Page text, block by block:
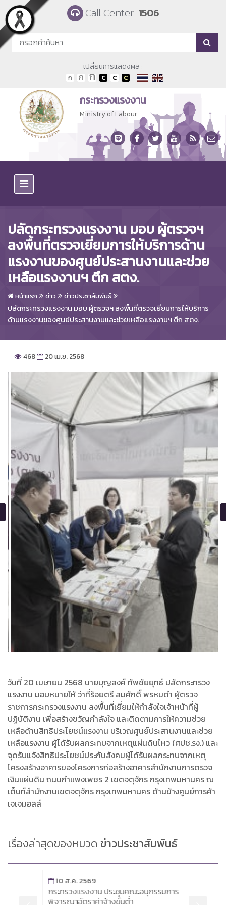
Skip to main content Call Center 1506
เปลี่ยนการแสดงผล :
กระทรวงแรงงาน
Ministry of Labour
ปลัดกระทรวงแรงงาน มอบ ผู้ตรวจฯ
ลงพื้นที่ตรวจเยี่ยมการให้บริการด้าน
แรงงานของศูนย์ประสานงานและช่วย
เหลือแรงงานฯ ตึก สตง.
หน้าแรก ข่าว ข่าวประชาสัมพันธ์
ปลัดกระทรวงแรงงาน มอบ ผู้ตรวจฯ ลงพื้นที่ตรวจเยี่ยมการให้บริการ
ด้านแรงงานของศูนย์ประสานงานและช่วยเหลือแรงงานฯ ตึก สตง.
468 20 เม.ย. 2568
วันที่ 20 เมษายน 2568 นายบุญสงค์ ทัพชัยยุทธ์ ปลัดกระทรวง
แรงงาน มอบหมายให้ ว่าที่ร้อยตรี สมศักดิ์ พรหมดำ ผู้ตรวจ
ราชการกระทรวงแรงงาน ลงพื้นที่เยี่ยมให้กำลังใจเจ้าหน้าที่ผู้
ปฏิบัติงาน เพื่อสร้างขวัญกำลังใจ และติดตามการให้ความช่วย
เหลือด้านสิทธิประโยชน์แรงงาน บริเวณศูนย์ประสานงานและช่วย
เหลือแรงงาน ผู้ได้รับผลกระทบจากเหตุแผ่นดินไหว (ศปช.รง.) และ
จุดรับแจ้งสิทธิประโยชน์ประกันสังคมผู้ได้รับผลกระทบจากเหตุ
โครงสร้างอาคารของโครงการก่อสร้างอาคารสำนักงานการตรวจ
เงินแผ่นดิน ถนนกำแพงเพชร 2 เขตจตุจักร กรุงเทพมหานคร ณ
เต็นท์สำนักงานเขตจตุจักร กรุงเทพมหานคร ด้านข้างศูนย์การค้า
เจเจมอลล์
เรื่องล่าสุดของหมวด ข่าวประชาสัมพันธ์
10 ส.ค. 2569
กระทรวงแรงงาน ประชุมคณะอนุกรรมการ
พิจารณาอัตราค่าจ้างขั้นต่ำ